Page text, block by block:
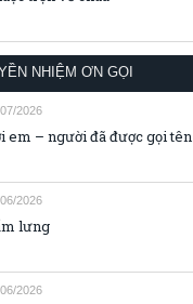
NHIỆM ƠN GỌI
2026
em – người đã được gọi tên
2026
lưng
2026